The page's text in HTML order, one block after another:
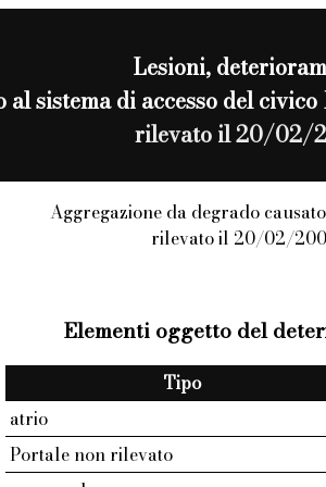
Lesioni,
sistema di accesso del
rilevato il 20/02/
Aggregazione da degrado
rilevato il 20/02/
Elementi oggetto del
Tipo
atrio
Portale non rilevato